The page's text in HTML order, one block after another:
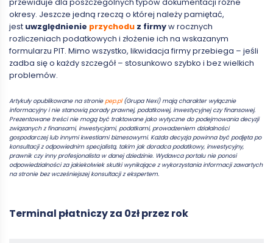
przewiduje dla poszczególnych typów dokumentacji różne
okresy. Jeszcze jedną rzeczą o której należy pamiętać,
jest uwzględnienie przychodu z firmyw rocznych
rozliczeniach podatkowych i złożenie ich na wskazanym
formularzu PIT. Mimo wszystko, likwidacja firmy przebiega – jeśli
zadba się o każdy szczegół – stosunkowo szybko i bez wielkich
problemów.
Artykuły opublikowane na stroniepep.pl(Grupa Nexi) mają charakter wyłącznie
informacyjny i nie stanowią porady prawnej, podatkowej, inwestycyjnej czy finansowej.
Prezentowane treści nie mogą być traktowane jako wytyczne do podejmowania decyzji
związanych z finansami, inwestycjami, podatkami, prowadzeniem działalności
gospodarczej lub innymi kwestiami biznesowymi. Każda decyzja powinna być podjęta po
konsultacji z odpowiednim specjalistą, takim jak doradca podatkowy, inwestycyjny,
prawnik czy inny profesjonalista w danej dziedzinie. Wydawca portalu nie ponosi
odpowiedzialności za jakiekolwiek skutki wynikające z wykorzystania informacji zawartych
na stronie bez wcześniejszej konsultacji z ekspertem.
Terminal płatniczy za 0zł przez rok